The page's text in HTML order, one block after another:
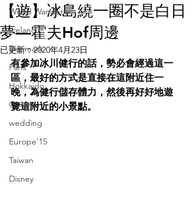
World Wanderer
Iceland
Denmark
Paris
Hokkaido
Gourmet
wedding
Europe'15
Taiwan
Disney
【遊】冰島繞一圈不是白日
夢—霍夫Hof周邊
已更新：2020年4月23日
有參加冰川健行的話，勢必會經過這一
區，最好的方式是直接在這附近住一
晚，為健行儲存體力，然後再好好地遊
覽這附近的小景點。